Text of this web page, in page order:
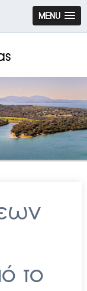
MENU
το